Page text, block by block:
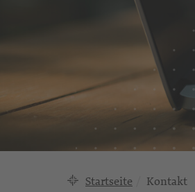
Startseite Kontakt